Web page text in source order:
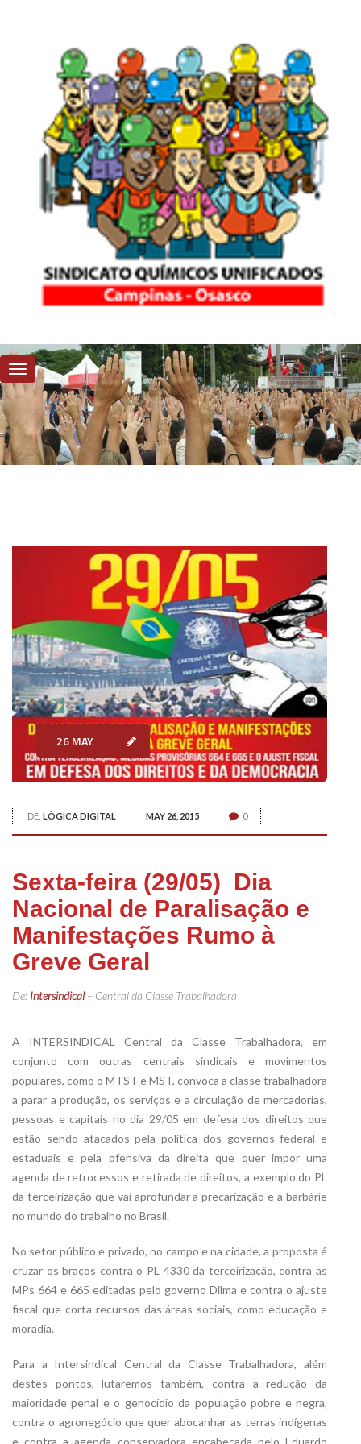
26 MAY
DE: LÓGICA DIGITAL MAY 26, 2015 0
Sexta-feira (29/05)  Dia
Nacional de Paralisação e
Manifestações Rumo à
Greve Geral
De: Intersindical– Central da Classe Trabalhadora
A INTERSINDICAL Central da Classe Trabalhadora, em
conjunto com outras centrais sindicais e movimentos
populares, como o MTST e MST, convoca a classe trabalhadora
a parar a produção, os serviços e a circulação de mercadorias,
pessoas e capitais no dia 29/05 em defesa dos direitos que
estão sendo atacados pela política dos governos federal e
estaduais e pela ofensiva da direita que quer impor uma
agenda de retrocessos e retirada de direitos, a exemplo do PL
da terceirização que vai aprofundar a precarização e a barbárie
no mundo do trabalho no Brasil.
No setor público e privado, no campo e na cidade, a proposta é
cruzar os braços contra o PL 4330 da terceirização, contra as
MPs 664 e 665 editadas pelo governo Dilma e contra o ajuste
fiscal que corta recursos das áreas sociais, como educação e
moradia.
Para a Intersindical Central da Classe Trabalhadora, além
destes pontos, lutaremos também, contra a redução da
maioridade penal e o genocídio da população pobre e negra,
contra o agronegócio que quer abocanhar as terras indígenas
e contra a agenda conservadora encabeçada pelo Eduardo